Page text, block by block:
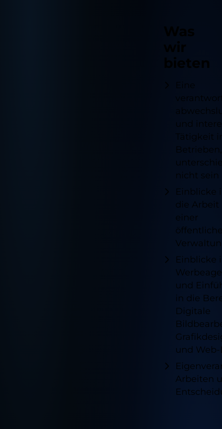
bieten
Eine
und
Tätigkeit
nicht sein
Einblicke
die Arbeit
einer
Einblicke
und
in die
Digitale
und
Arbeiten